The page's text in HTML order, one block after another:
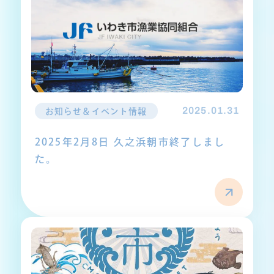
お知らせ＆イベント情報 2025.01.31
2025年2月8日 久之浜朝市終了しまし
た。